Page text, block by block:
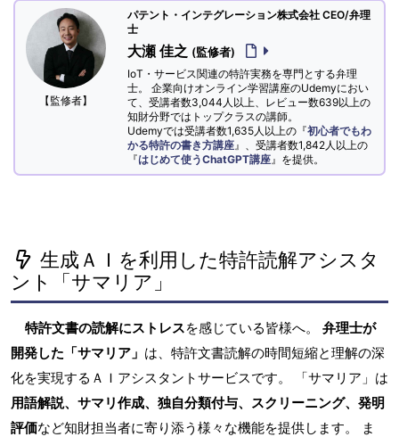
【監修者】
パテント・インテグレーション株式会社 CEO/弁理
士
大瀬 佳之 (監修者)
IoT・サービス関連の特許実務を専門とする弁理
士。 企業向けオンライン学習講座のUdemyにおい
て、受講者数3,044人以上、レビュー数639以上の
知財分野ではトップクラスの講師。
Udemyでは受講者数1,635人以上の『初心者でもわ
かる特許の書き方講座 』、受講者数1,842人以上の
『はじめて使うChatGPT講座 』を提供。
生成ＡＩを利用した特許読解アシスタ
ント「サマリア」
特許文書の読解にストレスを感じている皆様へ。 弁理士が
開発した「サマリア」 は、特許文書読解の時間短縮と理解の深
化を実現するＡＩアシスタントサービスです。 「サマリア」は
用語解説、サマリ作成、独自分類付与、スクリーニング、発明
評価など知財担当者に寄り添う様々な機能を提供します。 ま